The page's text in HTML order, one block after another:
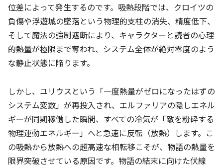
位差によって発生するのです。吸熱段階では、クロイツの
負傷や浮遊城の墜落という物理的支柱の消失、精度低下、
そして魔法の強制遮断により、キャラクターと読者の心理
的熱量が極限まで奪われ、システム全体が絶対零度のよう
な静止状態に陥ります。
しかし、ユリウスという「一度熱量がゼロになったはずの
システム変数」が再投入され、エルファリアの隠しエネル
ギーが同期稼働した瞬間、すべての冷気が「敵を粉砕する
物理運動エネルギー」へと急速に反転（放熱）します。こ
の吸熱から放熱への超高速な相転移こそが、物語の熱量を
限界突破させている原因です。物語の結末に向けた伏線